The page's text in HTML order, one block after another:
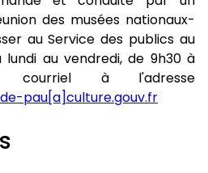
des musées nationaux-
au Service des publics au
au vendredi, de 9h30 à
à l'adresse
pau[a]culture.gouv.fr